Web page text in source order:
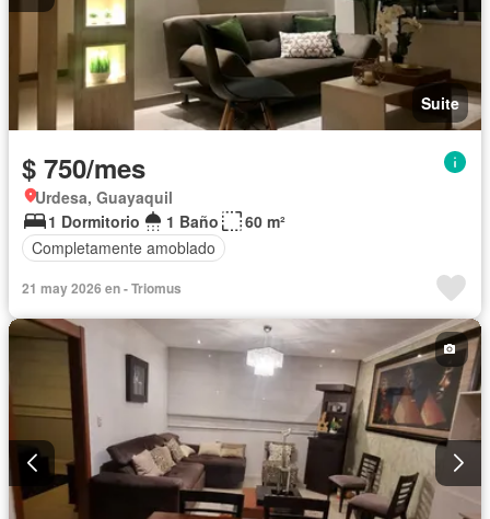
Suite
$ 750/mes
Urdesa, Guayaquil
1 Dormitorio
1 Baño
60 m²
Completamente amoblado
21 may 2026 en - Triomus